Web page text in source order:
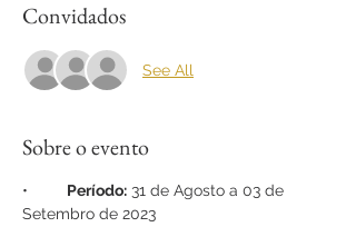
Convidados
See All
Sobre o evento
Período: 31 de Agosto a 03 de
Setembro de 2023